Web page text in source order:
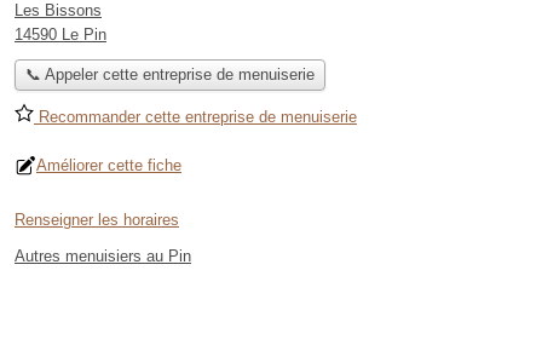
Les Bissons
14590 Le Pin
📞 Appeler cette entreprise de menuiserie
Recommander cette entreprise de menuiserie
Améliorer cette fiche
Renseigner les horaires
Autres menuisiers au Pin